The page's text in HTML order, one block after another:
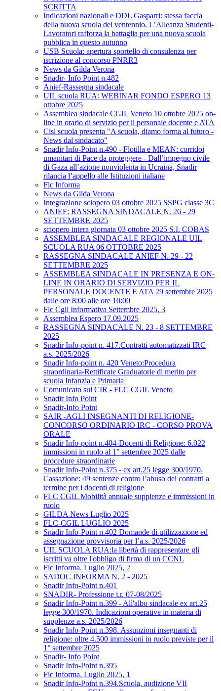
SCRITTA
Indicazioni nazionali e DDL Gasparri: stessa faccia
della nuova scuola del ventennio. L’Alleanza Studenti-
Lavoratori rafforza la battaglia per una nuova scuola
pubblica in questo autunno
USB Scuola: apertura sportello di consulenza per
iscrizione al concorso PNRR3
News da Gilda Verona
Snadir- Info Point n.482
Anief-Rassegna sindacale
UIL scuola RUA: WEBINAR FONDO ESPERO 13
ottobre 2025
Assemblea sindacale CGIL Veneto 10 ottobre 2025 on-
line in orario di servizio per il personale docente e ATA
Cisl scuola presenta "A scuola, diamo forma al futuro -
News dal sindacato"
Snadir Info-Point n.490 - Flotilla e MEAN: corridoi
umanitari di Pace da proteggere - Dall’impegno civile
di Gaza all’azione nonviolenta in Ucraina, Snadir
rilancia l’appello alle Istituzioni italiane
Flc Informa
News da Gilda Verona
Integrazione sciopero 03 ottobre 2025 SSPG classe 3C
ANIEF: RASSEGNA SINDACALE N. 26 - 29
SETTEMBRE 2025
sciopero intera giornata 03 ottobre 2025 S.I. COBAS
ASSEMBLEA SINDACALE REGIONALE UIL
SCUOLA RUA 06 OTTOBRE 2025
RASSEGNA SINDACALE ANIEF N. 29 - 22
SETTEMBRE 2025
ASSEMBLEA SINDACALE IN PRESENZA E ON-
LINE IN ORARIO DI SERVIZIO PER IL
PERSONALE DOCENTE E ATA 29 settembre 2025
dalle ore 8:00 alle ore 10:00
Flc Cgil Informativa Settembre 2025, 3
Assemblea Espero 17.09.2025
RASSEGNA SINDACALE N. 23 - 8 SETTEMBRE
2025
Snadir Info-point n. 417.Contratti automatizzati IRC
a.s. 2025/2026
Snadir Info-point n. 420 Veneto:Procedura
straordinaria-Rettificate Graduatorie di merito per
scuola Infanzia e Primaria
Comunicato sul CIR - FLC CGIL Veneto
Snadir Info Point
Snadir-Info Point
SAIR -AGLI INSEGNANTI DI RELIGIONE-
CONCORSO ORDINARIO IRC - CORSO PROVA
ORALE
Snadir Info-point n.404-Docenti di Religione: 6.022
immissioni in ruolo al 1° settembre 2025 dalle
procedure straordinarie
Snadir Info-Point n.375 - ex art.25 legge 300/1970.
Cassazione: 49 sentenze contro l’abuso dei contratti a
termine per i docenti di religione
FLC CGIL Mobilità annuale supplenze e immissioni in
ruolo
GILDA News Luglio 2025
FLC-CGIL LUGLIO 2025
Snadir Info-Point n.402 Domande di utilizzazione ed
assegnazione provvisoria per l’a.s. 2025/2026
UIL SCUOLA RUA:la libertà di rappresentare gli
iscritti va oltre l'obbligo di firma di un CCNL
Flc Informa. Luglio 2025, 2
SADOC INFORMA N. 2 - 2025
Snadir Info-Point n.401
SNADIR- Professione i.r. 07-08/2025
Snadir Info-Point n.399 - All'albo sindacale ex art.25
legge 300/1970. Indicazioni operative in materia di
supplenze a.s. 2025/2026
Snadir Info-Point n.398. Assunzioni insegnanti di
religione: oltre 4.500 immissioni in ruolo previste per il
1° settembre 2025
Snadir- Info Point
Snadir Info-Point n.395
Flc Informa. Luglio 2025, 1
Snadir Info-Point n.394.Scuola, audizione VII